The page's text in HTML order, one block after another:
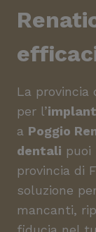
La provincia
per l’
a Poggio
dentali puoi
provincia di
soluzione
mancanti,